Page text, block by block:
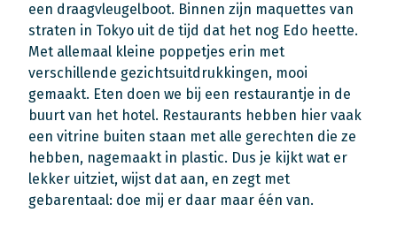
een draagvleugelboot. Binnen zijn maquettes van
straten in Tokyo uit de tijd dat het nog Edo heette.
Met allemaal kleine poppetjes erin met
verschillende gezichtsuitdrukkingen, mooi
gemaakt. Eten doen we bij een restaurantje in de
buurt van het hotel. Restaurants hebben hier vaak
een vitrine buiten staan met alle gerechten die ze
hebben, nagemaakt in plastic. Dus je kijkt wat er
lekker uitziet, wijst dat aan, en zegt met
gebarentaal: doe mij er daar maar één van.